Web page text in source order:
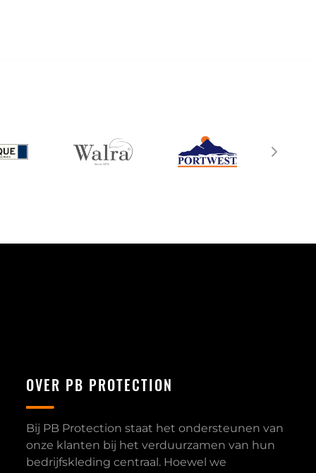
OVER PB PROTECTION
Bij PB Protection staat het ondersteunen van
onze klanten bij het verduurzamen van hun
bedrijfskleding centraal. Hoewel we